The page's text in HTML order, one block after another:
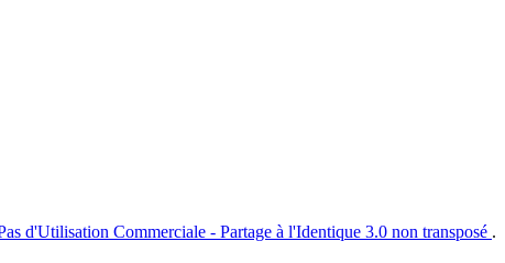
d'Utilisation Commerciale - Partage à l'Identique 3.0 non transposé .